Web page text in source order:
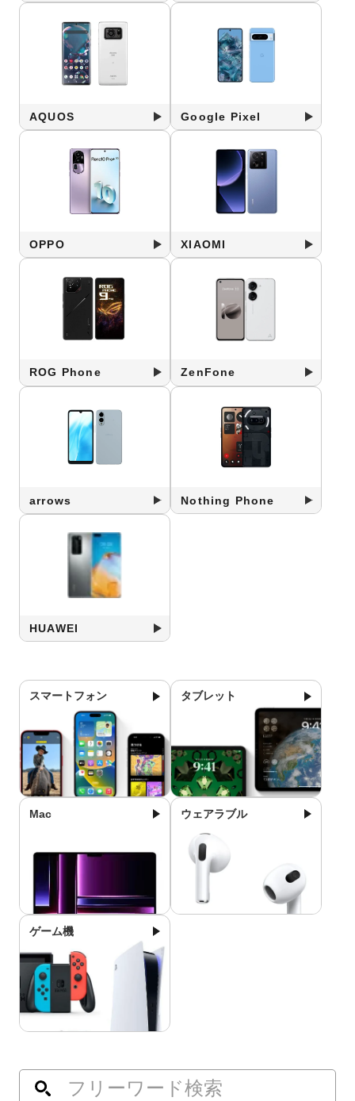
AQUOS Google Pixel
OPPO XIAOMI
ROG Phone ZenFone
arrows Nothing Phone
HUAWEI
スマートフォン タブレット
Mac ウェアラブル
ゲーム機